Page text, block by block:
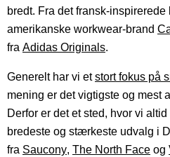
bredt. Fra det fransk-inspirerede
amerikanske workwear-brand
fra Adidas Originals.
Generelt har vi etstort fokus på
mening er det vigtigste og mest
Derfor er det et sted, hvor vi
bredeste og stærkeste udvalg i
fra Saucony, The North Face og